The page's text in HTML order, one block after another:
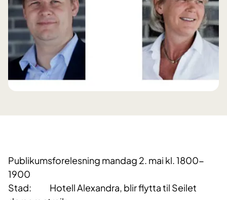
Publikumsforelesning mandag 2. mai kl. 1800-
1900
Stad: Hotell Alexandra, blir flytta til Seilet